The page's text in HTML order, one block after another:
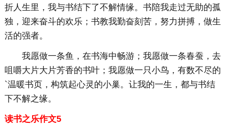
折人生里，我与书结下了不解情缘。书陪我走过无助的孤
独，迎来奋斗的欢乐；书教我勤奋刻苦，努力拼搏，做生
活的强者。
我愿做一条鱼，在书海中畅游；我愿做一条春蚕，去
咀嚼大片大片芳香的书叶；我愿做一只小鸟，有数不尽的
`温暖书页，构筑起心灵的小巢。让我的一生，都与书结
下不解之缘。
读书之乐作文5